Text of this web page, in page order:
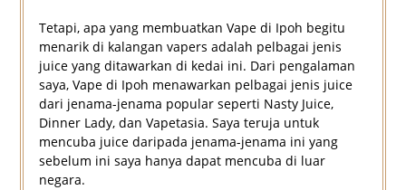
Tetapi, apa yang membuatkan Vape di Ipoh begitu
menarik di kalangan vapers adalah pelbagai jenis
juice yang ditawarkan di kedai ini. Dari pengalaman
saya, Vape di Ipoh menawarkan pelbagai jenis juice
dari jenama-jenama popular seperti Nasty Juice,
Dinner Lady, dan Vapetasia. Saya teruja untuk
mencuba juice daripada jenama-jenama ini yang
sebelum ini saya hanya dapat mencuba di luar
negara.